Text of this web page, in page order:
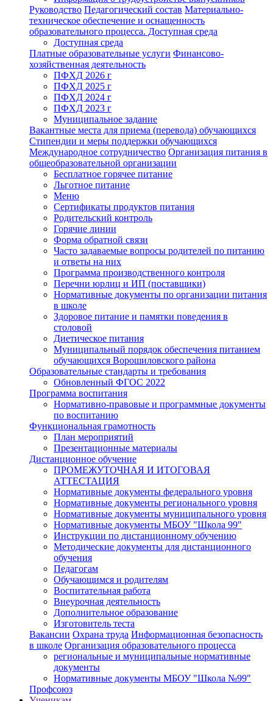
Руководство Педагогический состав Материально-
техническое обеспечение и оснащенность
образовательного процесса. Доступная среда
Доступная среда
Платные образовательные услуги Финансово-
хозяйственная деятельность
ПФХД 2026 г
ПФХД 2025 г
ПФХД 2024 г
ПФХД 2023 г
Муниципальное задание
Вакантные места для приема (перевода) обучающихся
Стипендии и меры поддержки обучающихся
Международное сотрудничество Организация питания в
общеобразовательной организации
Бесплатное горячее питание
Льготное питание
Меню
Сертификаты продуктов питания
Родительский контроль
Горячие линии
Форма обратной связи
Часто задаваемые вопросы родителей по питанию
и ответы на них
Программа производственного контроля
Перечни юрлиц и ИП (поставщики)
Нормативные документы по организации питания
в школе
Здоровое питание и памятки поведения в
столовой
Диетическое питания
Муниципальный порядок обеспечения питанием
обучающихся Ворошиловского района
Образовательные стандарты и требования
Обновленный ФГОС 2022
Программа воспитания
Нормативно-правовые и программные документы
по воспитанию
Функциональная грамотность
План мероприятий
Презентационные материалы
Дистанционное обучение
ПРОМЕЖУТОЧНАЯ И ИТОГОВАЯ
АТТЕСТАЦИЯ
Нормативные документы федерального уровня
Нормативные документы регионального уровня
Нормативные документы муниципального уровня
Нормативные документы МБОУ "Школа 99"
Инструкции по дистанционному обучению
Методические документы для дистанционного
обучения
Педагогам
Обучающимся и родителям
Воспитательная работа
Внеурочная деятельность
Дополнительное образование
Изготовитель теста
Вакансии Охрана труда Информационная безопасность
в школе Организация образовательного процесса
региональные и муниципальные нормативные
документы
Нормативные документы МБОУ "Школа №99"
Профсоюз